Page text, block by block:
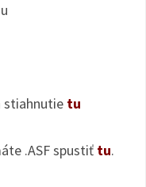
stiahnutie tu
.ASF spustiť tu.